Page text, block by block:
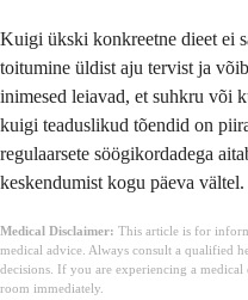
Kuigi ükski konkreetne dieet ei
toitumine üldist aju tervist ja
inimesed leiavad, et suhkru või
kuigi teaduslikud tõendid on
regulaarsete söögikordadega
keskendumist kogu päeva vältel.
Medical Disclaimer: This article is for
medical advice. Always consult a qualified
decisions. If you are experiencing a
room immediately.